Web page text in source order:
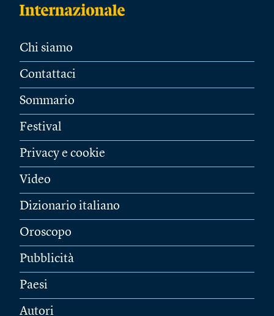
Chi siamo
Contattaci
Sommario
Festival
Privacy e cookie
Video
Dizionario italiano
Oroscopo
Pubblicità
Paesi
Autori